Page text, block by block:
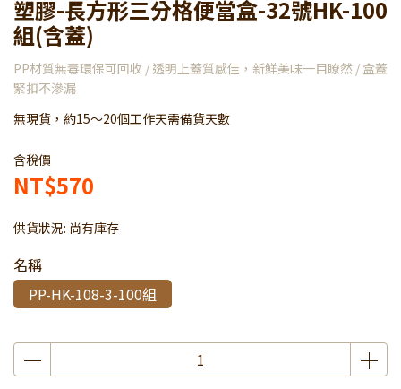
塑膠-長方形三分格便當盒-32號HK-100
組(含蓋)
PP材質無毒環保可回收 / 透明上蓋質感佳，新鮮美味一目瞭然 / 盒蓋
緊扣不滲漏
無現貨，約15～20個工作天需備貨天數
含稅價
NT$570
供貨狀況: 尚有庫存
名稱
PP-HK-108-3-100組